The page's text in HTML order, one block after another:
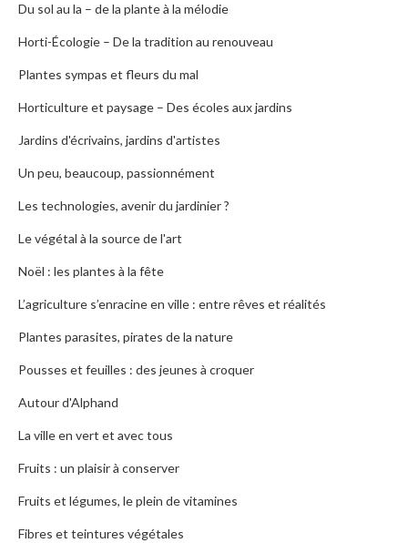
Du sol au la – de la plante à la mélodie
Horti-Écologie – De la tradition au renouveau
Plantes sympas et fleurs du mal
Horticulture et paysage – Des écoles aux jardins
Jardins d'écrivains, jardins d'artistes
Un peu, beaucoup, passionnément
Les technologies, avenir du jardinier ?
Le végétal à la source de l'art
Noël : les plantes à la fête
L’agriculture s’enracine en ville : entre rêves et réalités
Plantes parasites, pirates de la nature
Pousses et feuilles : des jeunes à croquer
Autour d'Alphand
La ville en vert et avec tous
Fruits : un plaisir à conserver
Fruits et légumes, le plein de vitamines
Fibres et teintures végétales